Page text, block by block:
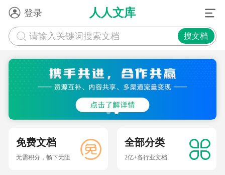
登录 人人文库
请输入关键词搜索文档 搜文档
免费文档
无需积分，畅下无阻
全部分类
2亿+各行业文档
人人文库2026年6月份封号公示 2026-07-01
人人文库2025年6月份封号公示 2025-07-01
人人文库2026年7月份封号公示 2026-08-03